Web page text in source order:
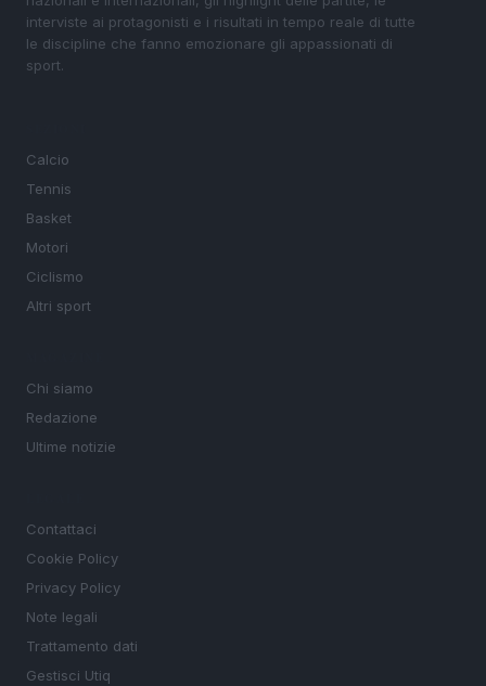
interviste ai protagonisti e i risultati in tempo reale di tutte
le discipline che fanno emozionare gli appassionati di
sport.
Calcio
Tennis
Basket
Motori
Ciclismo
Altri sport
Chi siamo
Redazione
Ultime notizie
Contattaci
Cookie Policy
Privacy Policy
Note legali
Trattamento dati
Gestisci Utiq